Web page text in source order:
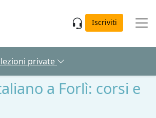
Iscriviti
private
a Forlì: corsi e